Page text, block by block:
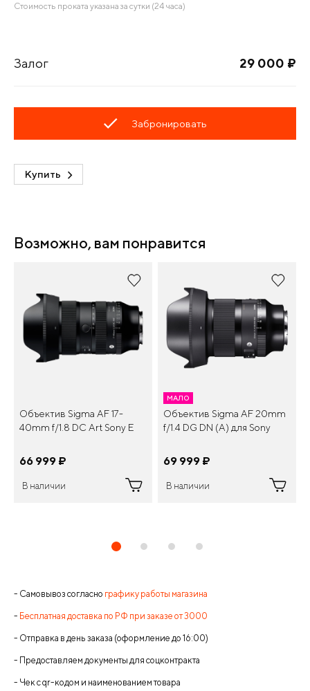
Стоимость проката указана за сутки (24 часа)
Залог 29 000 ¤
Забронировать
Купить
Возможно, вам понравится
Объектив Sigma AF 17-
40mm f/1.8 DC Art Sony E
66 999 ¤
В наличии
МАЛО
Объектив Sigma AF 20mm
f/1.4 DG DN (A) для Sony
69 999 ¤
В наличии
- Самовывоз согласно графику работы магазина
- Бесплатная доставка по РФ при заказе от 3000
- Отправка в день заказа (оформление до 16:00)
- Предоставляем документы для соцконтракта
- Чек с qr-кодом и наименованием товара